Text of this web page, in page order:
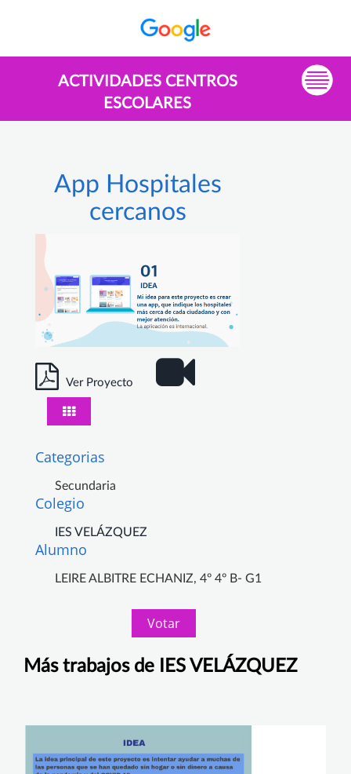
ACTIVIDADES CENTROS
ESCOLARES
App Hospitales
cercanos
Ver Proyecto
Categorias
Secundaria
Colegio
IES VELÁZQUEZ
Alumno
LEIRE ALBITRE ECHANIZ, 4º 4º B- G1
Votar
Más trabajos de IES VELÁZQUEZ